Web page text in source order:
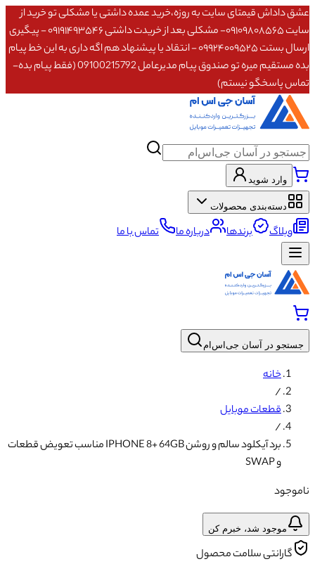
عشق داداش قیمتای سایت به روزه،خرید عمده داشتی یا مشکلی تو خرید از
سایت ۰۹۱۰۹۸۰۸۵۶۵- مشکلی بعد از خریدت داشتی ۰۹۱۹۱۴۹۳۵۴۶ - پیگیری
ارسال بستت ۰۹۹۲۴۰۰۹۵۲۵ - انتقاد یا پیشنهاد هم اگه داری به این خط پیام
بده مستقیم میره تو صندوق پیام مدیرعامل 09100215792 (فقط پیام بده-
تماس پاسخگو نیستم)
وارد شوید
دسته‌بندی محصولات
وبلاگ برندها درباره ما تماس با ما
جستجو در آسان جی‌اس‌ام
خانه
/
قطعات موبایل
/
برد آیکلود سالم و روشن IPHONE 8+ 64GB مناسب تعویض قطعات
و SWAP
ناموجود
موجود شد، خبرم کن
گارانتی سلامت محصول